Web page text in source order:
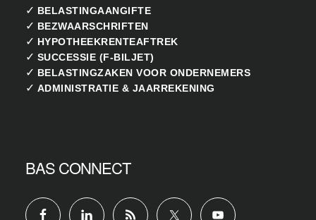
✓ BELASTINGAANGIFTE
✓ BEZWAARSCHRIFTEN
✓ HYPOTHEEKRENTEAFTREK
✓ SUCCESSIE (F-BILJET)
✓ BELASTINGZAKEN VOOR ONDERNEMERS
✓ ADMINISTRATIE & JAARREKENING
BAS CONNECT